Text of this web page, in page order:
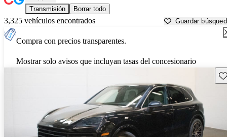
Transmisión Borrar todo
3,325 vehículos encontrados Guardar
Compra con precios transparentes.
Mostrar solo avisos que incluyan tasas del concesionario